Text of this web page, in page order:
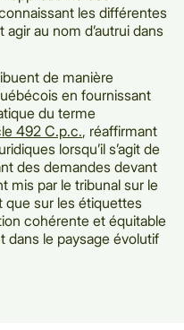
les différentes
au nom d’autrui dans
de manière
en fournissant
du terme
492 C.p.c., réaffirmant
lorsqu’il s’agit de
des demandes devant
mis par le tribunal sur le
que sur les étiquettes
cohérente et équitable
le paysage évolutif